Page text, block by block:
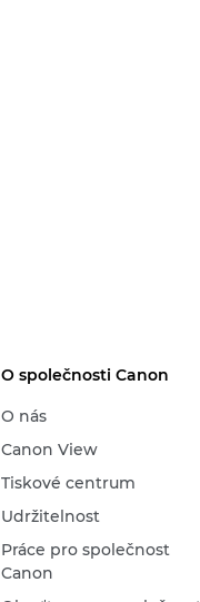
O společnosti Canon
O nás
Canon View
Tiskové centrum
Udržitelnost
Práce pro společnost
Canon